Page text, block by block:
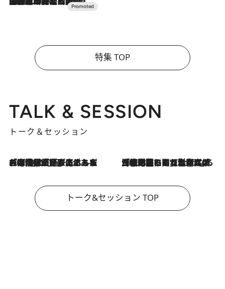
特集 TOP
TALK & SESSION
トーク＆セッション
2026.8.3
「今後値上げがあるとすれば…」「リスクがあるのは今年の冬」エネルギー専門家が語る、ホルムズ海峡封鎖が家庭にもたらす“ある心配” 2026.8.3
「住宅建てられない…」「サーチャージ料の高値が続いている」ホルムズ海峡封鎖による影響はいつまで続く？《エネルギー専門家に聞く“どうなる日本の暮らし”》
トーク&セッション TOP